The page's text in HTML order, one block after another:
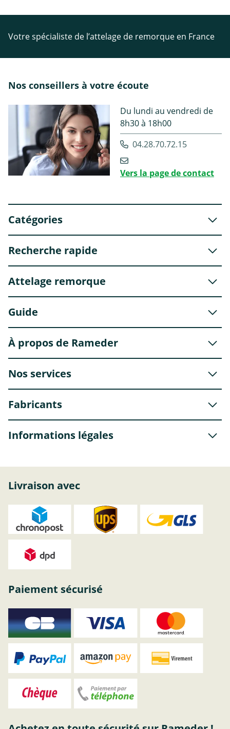
Votre spécialiste de l’attelage de remorque en France
Nos conseillers à votre écoute
Du lundi au vendredi de
8h30 à 18h00
04.28.70.72.15
Vers la page de contact
Catégories
Recherche rapide
Attelage remorque
Guide
À propos de Rameder
Nos services
Fabricants
Informations légales
Livraison avec
Paiement sécurisé